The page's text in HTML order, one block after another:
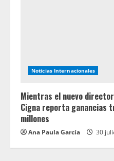
Noticias Internacionales
Mientras el nuevo
Cigna reporta ganancias
millones
Ana Paula García 30